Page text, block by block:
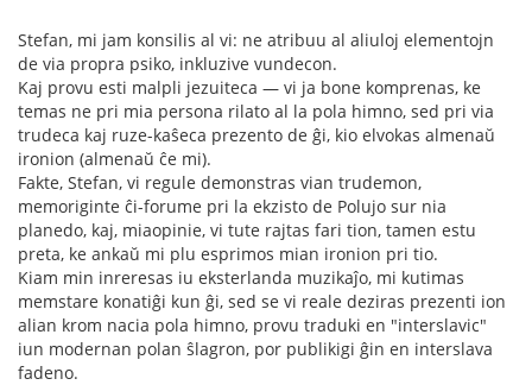
Stefan, mi jam konsilis al vi: ne atribuu al aliuloj elementojn
de via propra psiko, inkluzive vundecon.
Kaj provu esti malpli jezuiteca — vi ja bone komprenas, ke
temas ne pri mia persona rilato al la pola himno, sed pri via
trudeca kaj ruze-kaŝeca prezento de ĝi, kio elvokas almenaŭ
ironion (almenaŭ ĉe mi).
Fakte, Stefan, vi regule demonstras vian trudemon,
memoriginte ĉi-forume pri la ekzisto de Polujo sur nia
planedo, kaj, miaopinie, vi tute rajtas fari tion, tamen estu
preta, ke ankaŭ mi plu esprimos mian ironion pri tio.
Kiam min inreresas iu eksterlanda muzikaĵo, mi kutimas
memstare konatiĝi kun ĝi, sed se vi reale deziras prezenti ion
alian krom nacia pola himno, provu traduki en "interslavic"
iun modernan polan ŝlagron, por publikigi ĝin en interslava
fadeno.